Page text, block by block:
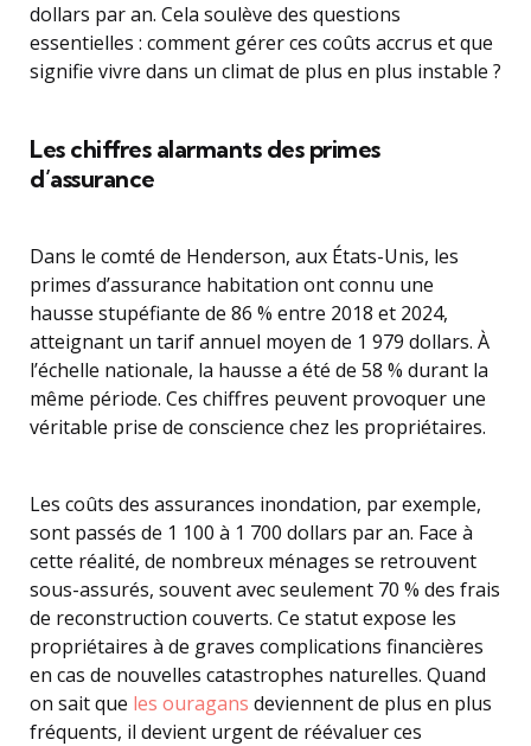
dollars par an. Cela soulève des questions
essentielles : comment gérer ces coûts accrus et que
signifie vivre dans un climat de plus en plus instable ?
Les chiffres alarmants des primes
d’assurance
Dans le comté de Henderson, aux États-Unis, les
primes d’assurance habitation ont connu une
hausse stupéfiante de 86 % entre 2018 et 2024,
atteignant un tarif annuel moyen de 1 979 dollars. À
l’échelle nationale, la hausse a été de 58 % durant la
même période. Ces chiffres peuvent provoquer une
véritable prise de conscience chez les propriétaires.
Les coûts des assurances inondation, par exemple,
sont passés de 1 100 à 1 700 dollars par an. Face à
cette réalité, de nombreux ménages se retrouvent
sous-assurés, souvent avec seulement 70 % des frais
de reconstruction couverts. Ce statut expose les
propriétaires à de graves complications financières
en cas de nouvelles catastrophes naturelles. Quand
on sait que les ouragans deviennent de plus en plus
fréquents, il devient urgent de réévaluer ces